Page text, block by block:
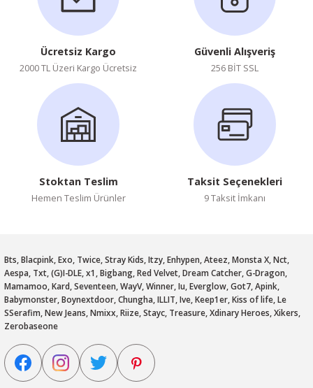
Ücretsiz Kargo
2000 TL Üzeri Kargo Ücretsiz
Güvenli Alışveriş
256 BİT SSL
Stoktan Teslim
Hemen Teslim Ürünler
Taksit Seçenekleri
9 Taksit İmkanı
Bts, Blacpink, Exo, Twice, Stray Kids, Itzy, Enhypen, Ateez, Monsta X, Nct,
Aespa, Txt, (G)I-DLE, x1, Bigbang, Red Velvet, Dream Catcher, G-Dragon,
Mamamoo, Kard, Seventeen, WayV, Winner, Iu, Everglow, Got7, Apink,
Babymonster, Boynextdoor, Chungha, ILLIT, Ive, Keep1er, Kiss of life, Le
SSerafim, New Jeans, Nmixx, Riize, Stayc, Treasure, Xdinary Heroes, Xikers,
Zerobaseone